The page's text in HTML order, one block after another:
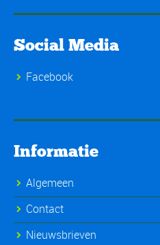
Social Media
Facebook
Informatie
Algemeen
Contact
Nieuwsbrieven